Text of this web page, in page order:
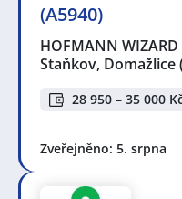
(A5940)
HOFMANN
Staňkov, Domažlice
28 950 – 35 000
Zveřejněno: 5. srpna